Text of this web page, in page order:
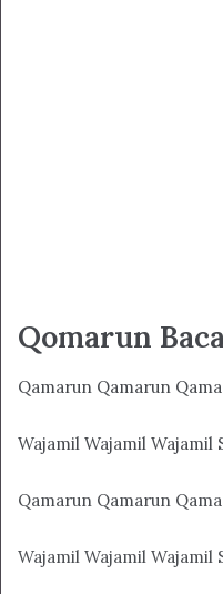
Qomarun
Qamarun Qamarun
Wajamil Wajamil Wajamil
Qamarun Qamarun
Wajamil Wajamil Wajamil